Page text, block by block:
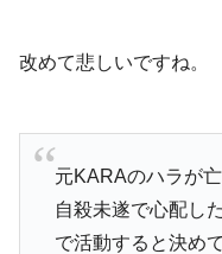
改めて悲しいですね。
元KARAのハラが
自殺未遂で心配し
で活動すると決め